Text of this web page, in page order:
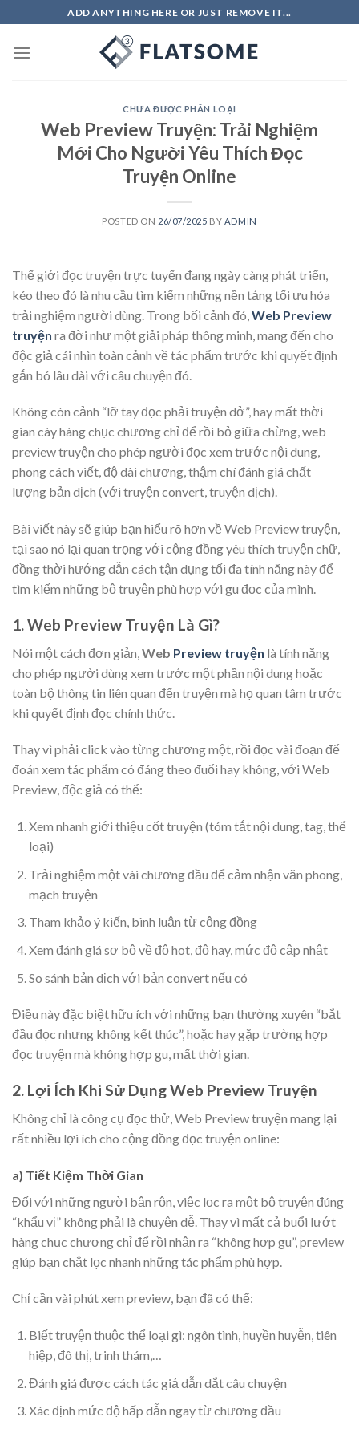
to
content
ADD ANYTHING HERE OR JUST REMOVE IT...
CHƯA ĐƯỢC PHÂN LOẠI
Web Preview Truyện: Trải Nghiệm
Mới Cho Người Yêu Thích Đọc
Truyện Online
POSTED ON 26/07/2025 BY ADMIN
Thế giới đọc truyện trực tuyến đang ngày càng phát triển,
kéo theo đó là nhu cầu tìm kiếm những nền tảng tối ưu hóa
trải nghiệm người dùng. Trong bối cảnh đó, Web Preview
truyện ra đời như một giải pháp thông minh, mang đến cho
độc giả cái nhìn toàn cảnh về tác phẩm trước khi quyết định
gắn bó lâu dài với câu chuyện đó.
Không còn cảnh “lỡ tay đọc phải truyện dở”, hay mất thời
gian cày hàng chục chương chỉ để rồi bỏ giữa chừng, web
preview truyện cho phép người đọc xem trước nội dung,
phong cách viết, độ dài chương, thậm chí đánh giá chất
lượng bản dịch (với truyện convert, truyện dịch).
Bài viết này sẽ giúp bạn hiểu rõ hơn về Web Preview truyện,
tại sao nó lại quan trọng với cộng đồng yêu thích truyện chữ,
đồng thời hướng dẫn cách tận dụng tối đa tính năng này để
tìm kiếm những bộ truyện phù hợp với gu đọc của mình.
1. Web Preview Truyện Là Gì?
Nói một cách đơn giản, Web Preview truyện là tính năng
cho phép người dùng xem trước một phần nội dung hoặc
toàn bộ thông tin liên quan đến truyện mà họ quan tâm trước
khi quyết định đọc chính thức.
Thay vì phải click vào từng chương một, rồi đọc vài đoạn để
đoán xem tác phẩm có đáng theo đuổi hay không, với Web
Preview, độc giả có thể:
Xem nhanh giới thiệu cốt truyện (tóm tắt nội dung, tag, thể
loại)
Trải nghiệm một vài chương đầu để cảm nhận văn phong,
mạch truyện
Tham khảo ý kiến, bình luận từ cộng đồng
Xem đánh giá sơ bộ về độ hot, độ hay, mức độ cập nhật
So sánh bản dịch với bản convert nếu có
Điều này đặc biệt hữu ích với những bạn thường xuyên “bắt
đầu đọc nhưng không kết thúc”, hoặc hay gặp trường hợp
đọc truyện mà không hợp gu, mất thời gian.
2. Lợi Ích Khi Sử Dụng Web Preview Truyện
Không chỉ là công cụ đọc thử, Web Preview truyện mang lại
rất nhiều lợi ích cho cộng đồng đọc truyện online:
a) Tiết Kiệm Thời Gian
Đối với những người bận rộn, việc lọc ra một bộ truyện đúng
“khẩu vị” không phải là chuyện dễ. Thay vì mất cả buổi lướt
hàng chục chương chỉ để rồi nhận ra “không hợp gu”, preview
giúp bạn chắt lọc nhanh những tác phẩm phù hợp.
Chỉ cần vài phút xem preview, bạn đã có thể:
Biết truyện thuộc thể loại gì: ngôn tình, huyền huyễn, tiên
hiệp, đô thị, trinh thám,…
Đánh giá được cách tác giả dẫn dắt câu chuyện
Xác định mức độ hấp dẫn ngay từ chương đầu